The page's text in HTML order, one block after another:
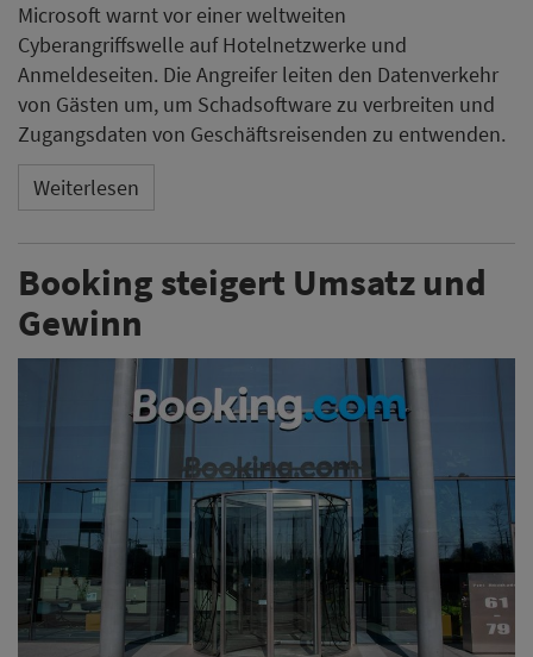
Microsoft warnt vor einer weltweiten
Cyberangriffswelle auf Hotelnetzwerke und
Anmeldeseiten. Die Angreifer leiten den Datenverkehr
von Gästen um, um Schadsoftware zu verbreiten und
Zugangsdaten von Geschäftsreisenden zu entwenden.
Weiterlesen
Booking steigert Umsatz und
Gewinn